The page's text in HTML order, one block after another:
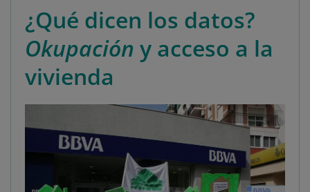
¿Qué dicen los datos?
Okupación y acceso a la
vivienda